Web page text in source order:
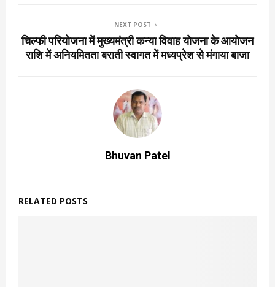
NEXT POST
चिल्फी परियोजना में मुख्यमंत्री कन्या विवाह योजना के आयोजन
राशि में अनियमितता बराती स्वागत में मध्यप्रेश से मंगाया बाजा
Bhuvan Patel
RELATED POSTS